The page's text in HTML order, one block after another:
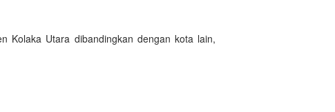
Kolaka Utara dibandingkan dengan kota lain,